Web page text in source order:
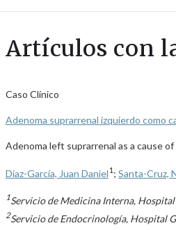
Artículos con
Caso Clínico
Adenoma suprarrenal izquierdo como
Adenoma left suprarrenal as a cause
Díaz-García, Juan Daniel1 ; Santa-Cruz,
1Servicio de Medicina Interna, Hospital
2Servicio de Endocrinología, Hospital